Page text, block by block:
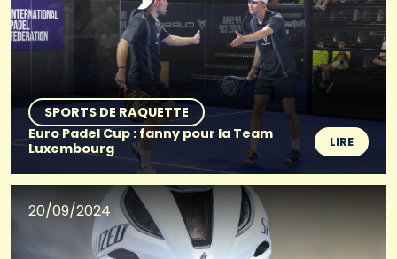
SPORTS DE RAQUETTE
Euro Padel Cup : fanny pour la Team
Luxembourg
LIRE
20/09/2024